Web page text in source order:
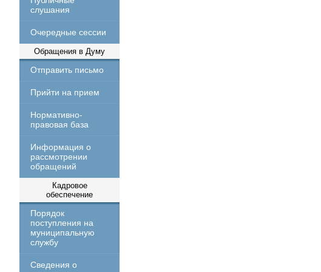
слушания
Очередные сессии
Обращения в Думу
Отправить письмо
Прийти на прием
Нормативно-
правовая база
Информация о
рассмотрении
обращений
Кадровое
обеспечение
Порядок
поступления на
муниципальную
службу
Сведения о